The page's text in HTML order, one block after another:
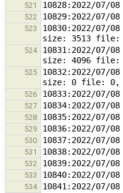
521
522
523
10830:2022/07/
524
10831:2022/07/
525
10832:2022/07/
526
527
528
529
530
531
532
533
534